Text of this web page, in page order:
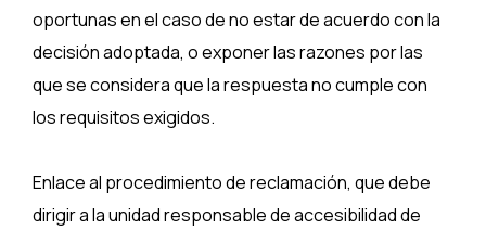
oportunas en el caso de no estar de acuerdo con la
decisión adoptada, o exponer las razones por las
que se considera que la respuesta no cumple con
los requisitos exigidos.
Enlace al procedimiento de reclamación, que debe
dirigir a la unidad responsable de accesibilidad de